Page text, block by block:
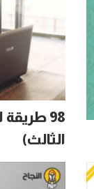
98
الثالث)